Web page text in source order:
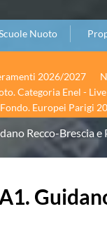
Nuoto
2026/2027
Categoria Enel -
Fondo. Europei Parigi
Recco-Brescia
A1.